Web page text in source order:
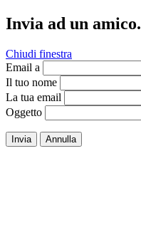
Invia ad un amico.
Chiudi finestra
Email a
Il tuo nome
La tua email
Oggetto
Invia Annulla